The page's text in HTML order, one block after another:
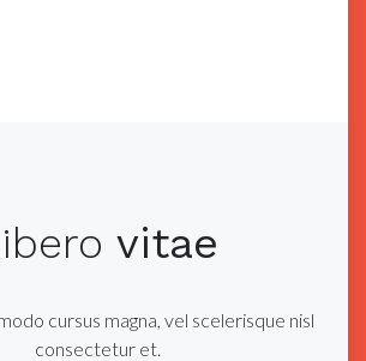
vitae
cursus magna, vel scelerisque nisl
consectetur et.